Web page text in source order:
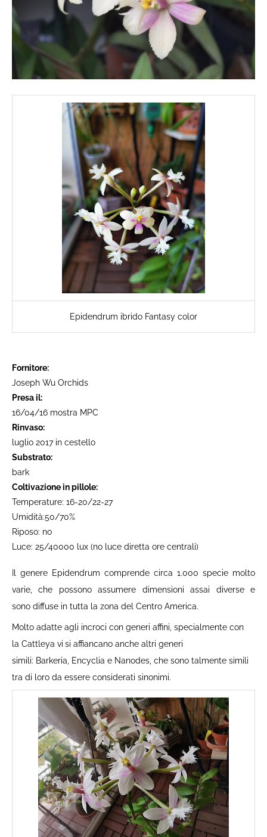
Epidendrum ibrido Fantasy color
Fornitore:
Joseph Wu Orchids
Presa il:
16/04/16 mostra MPC
Rinvaso:
luglio 2017 in cestello
Substrato:
bark
Coltivazione in pillole:
Temperature: 16-20/22-27
Umidità:50/70%
Riposo: no
Luce: 25/40000 lux (no luce diretta ore centrali)
Il genere Epidendrum comprende circa 1.000 specie molto
varie, che possono assumere dimensioni assai diverse e
sono diffuse in tutta la zona del Centro America.
Molto adatte agli incroci con generi affini, specialmente con
la Cattleya vi si affiancano anche altri generi
simili: Barkeria, Encyclia e Nanodes , che sono talmente simili
tra di loro da essere considerati sinonimi.